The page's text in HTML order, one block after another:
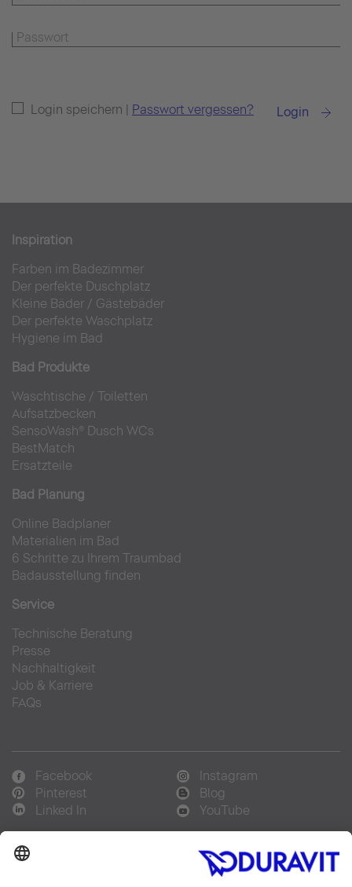
Login speichern | Passwort vergessen? Login
Inspiration
Farben im Badezimmer
Der perfekte Duschplatz
Kleine Bäder / Gästebäder
Der perfekte Waschplatz
Hygiene im Bad
Bad Produkte
Waschtische / Toiletten
Aufsatzbecken
SensoWash® Dusch WCs
BestMatch
Ersatzteile
Bad Planung
Online Badplaner
Materialien im Bad
6 Schritte zu Ihrem Traumbad
Badausstellung finden
Service
Technische Beratung
Presse
Nachhaltigkeit
Job & Karriere
FAQs
Facebook
Instagram
Pinterest
Blog
Linked In
YouTube